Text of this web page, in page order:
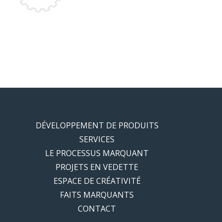
DÉVELOPPEMENT DE PRODUITS
SERVICES
LE PROCESSUS MARQUANT
PROJETS EN VEDETTE
ESPACE DE CRÉATIVITÉ
FAITS MARQUANTS
CONTACT